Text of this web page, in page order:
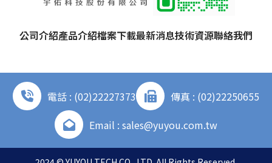
公司介紹產品介紹檔案下載最新消息技術資源聯絡我們
電話 : (02)22227373
傳真 : (02)22250655
Email : sales@yuyou.com.tw